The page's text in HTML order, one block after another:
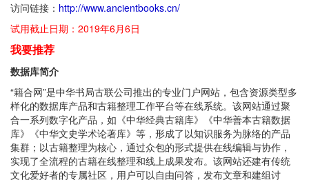
访问链接： http://www.ancientbooks.cn/
试用截止日期：2019年6月6日
我要推荐
数据库简介
“籍合网”是中华书局古联公司推出的专业门户网站，包含资源类型多
样化的数据库产品和古籍整理工作平台等在线系统。该网站通过聚
合一系列数字化产品，如《中华经典古籍库》《中华善本古籍数据
库》《中华文史学术论著库》等，形成了以知识服务为脉络的产品
集群；以古籍整理为核心，通过众包的形式提供在线编辑与协作，
实现了全流程的古籍在线整理和线上成果发布。该网站还建有传统
文化爱好者的专属社区，用户可以自由问答，发布文章和建组讨